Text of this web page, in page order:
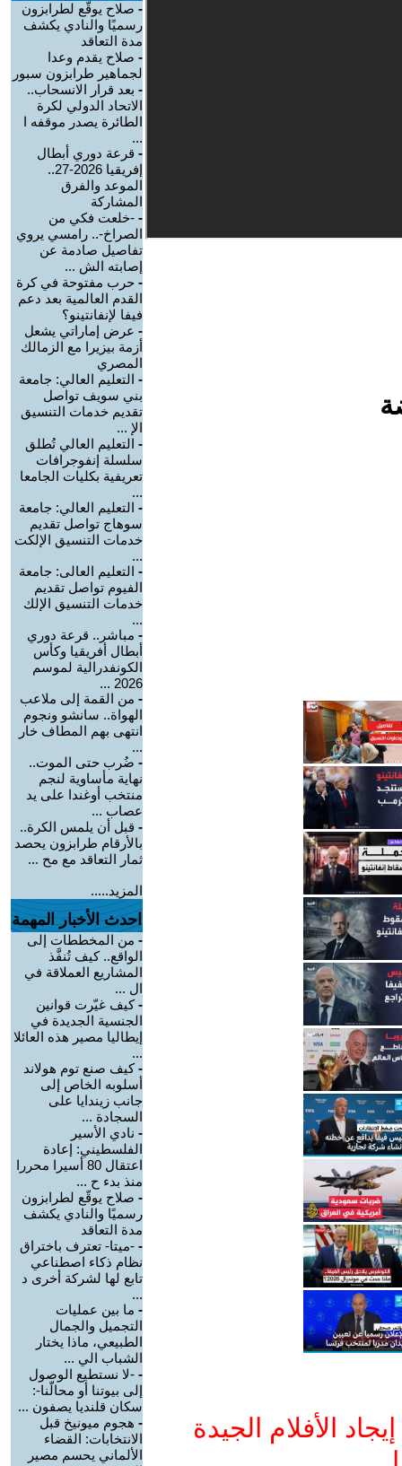
الأفلام الجيدة
- صلاح يوقّع لطرابزون
رسميًا والنادي يكشف
مدة التعاقد
- صلاح يقدم وعدا
لجماهير طرابزون سبور
- بعد قرار الانسحاب..
الاتحاد الدولي لكرة
الطائرة يصدر موقفه ا
...
- قرعة دوري أبطال
إفريقيا 2026-27..
الموعد والفرق
المشاركة
- -خلعت فكي من
الصراخ-.. رامسي يروي
تفاصيل صادمة عن
إصابته الش ...
- حرب مفتوحة في كرة
القدم العالمية بعد دعم
فيفا لإنفانتينو؟
- عرض إماراتي يشعل
أزمة بيزيرا مع الزمالك
المصري
- التعليم العالي: جامعة
بني سويف تواصل
تقديم خدمات التنسيق
الإ ...
- التعليم العالي تُطلق
سلسلة إنفوجرافات
تعريفية بكليات الجامعا
...
- التعليم العالي: جامعة
سوهاج تواصل تقديم
خدمات التنسيق الإلكت
...
- التعليم العالى: جامعة
الفيوم تواصل تقديم
خدمات التنسيق الإلك
...
- مباشر.. قرعة دوري
أبطال أفريقيا وكأس
الكونفدرالية لموسم
2026 ...
- من القمة إلى ملاعب
الهواة.. سانشو ونجوم
انتهى بهم المطاف خار
...
- ضُرب حتى الموت..
نهاية مأساوية لنجم
منتخب أوغندا على يد
عصاب ...
- قبل أن يلمس الكرة..
بالأرقام طرابزون يحصد
ثمار التعاقد مع مح ...
المزيد.....
احدث الأخبار المهمة
- من المخططات إلى
الواقع.. كيف تُنفَّذ
المشاريع العملاقة في
ال ...
-كيف غيّرت قوانين
الجنسية الجديدة في
إيطاليا مصير هذه العائلا
...
-كيف صنع توم هولاند
أسلوبه الخاص إلى
جانب زيندايا على
السجادة ...
- نادي الأسير
الفلسطيني: إعادة
اعتقال 80 أسيرا محررا
منذ بدء ح ...
- صلاح يوقّع لطرابزون
رسميًا والنادي يكشف
مدة التعاقد
- -ميتا- تعترف باختراق
نظام ذكاء اصطناعي
تابع لها لشركة أخرى د
...
- ما بين عمليات
التجميل والجمال
الطبيعي، ماذا يختار
الشباب الي ...
- -لا نستطيع الوصول
إلى بيوتنا أو محالّنا-:
سكان قلنديا يصفون ...
- هجوم ميونيخ قبل
الانتخابات: القضاء
الألماني يحسم مصير